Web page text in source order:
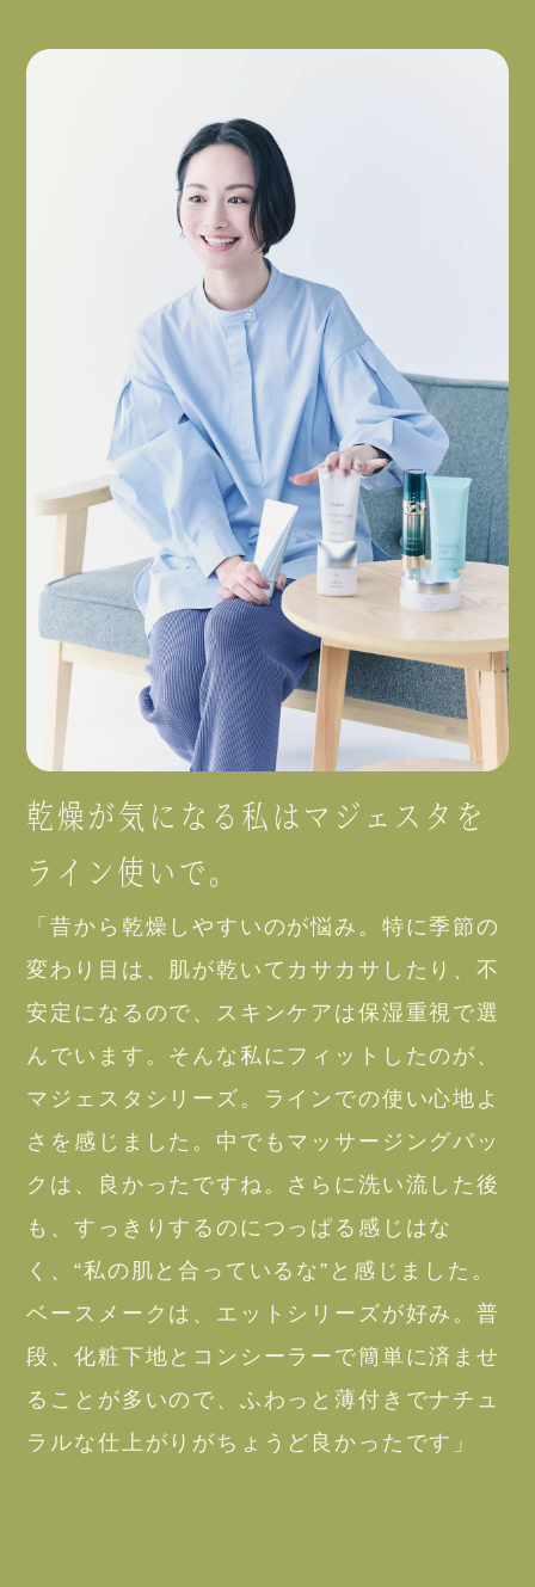
乾燥が気になる私はマジェスタを
ライン使いで。
「昔から乾燥しやすいのが悩み。特に季節の
変わり目は、肌が乾いてカサカサしたり、不
安定になるので、スキンケアは保湿重視で選
んでいます。そんな私にフィットしたのが、
マジェスタシリーズ。ラインでの使い心地よ
さを感じました。中でもマッサージングパッ
クは、良かったですね。さらに洗い流した後
も、すっきりするのにつっぱる感じはな
く、“私の肌と合っているな”と感じました。
ベースメークは、エットシリーズが好み。普
段、化粧下地とコンシーラーで簡単に済ませ
ることが多いので、ふわっと薄付きでナチュ
ラルな仕上がりがちょうど良かったです」